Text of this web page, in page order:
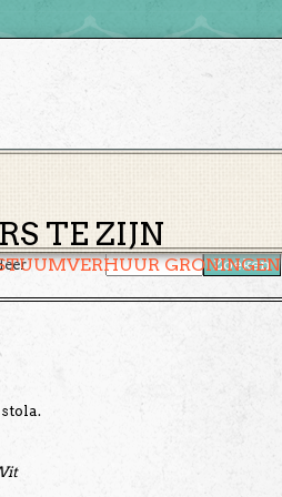
TE ZIJN
GRONINGEN